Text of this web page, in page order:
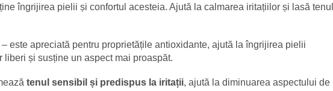
îngrijirea pielii și confortul acesteia. Ajută la calmarea iritațiilor și lasă tenul
– este apreciată pentru proprietățile antioxidante, ajută la îngrijirea pielii
liberi și susține un aspect mai proaspăt.
tenul sensibil și predispus la iritații, ajută la diminuarea aspectului de